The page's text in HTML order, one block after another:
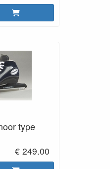
type
€ 249.00